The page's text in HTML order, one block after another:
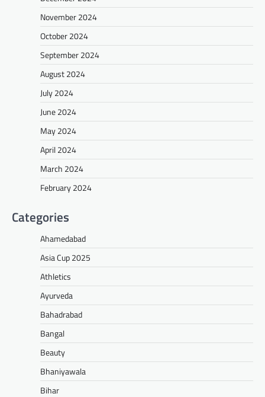
November 2024
October 2024
September 2024
August 2024
July 2024
June 2024
May 2024
April 2024
March 2024
February 2024
Categories
Ahamedabad
Asia Cup 2025
Athletics
Ayurveda
Bahadrabad
Bangal
Beauty
Bhaniyawala
Bihar